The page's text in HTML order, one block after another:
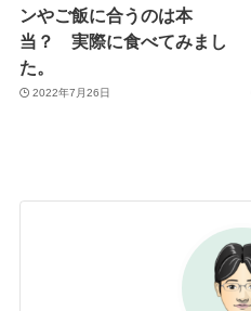
ンやご飯に合うのは本
当？ 実際に食べてみまし
た。
2022年7月26日